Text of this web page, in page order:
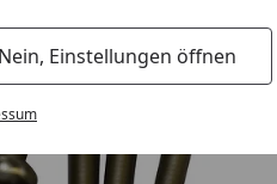
Nein, Einstellungen öffnen